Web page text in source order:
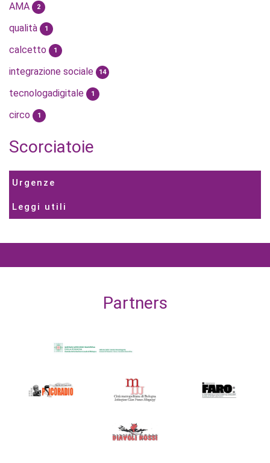
AMA 2
qualità 1
calcetto 1
integrazione sociale 14
tecnologadigitale 1
circo 1
Scorciatoie
Urgenze
Leggi utili
Partners